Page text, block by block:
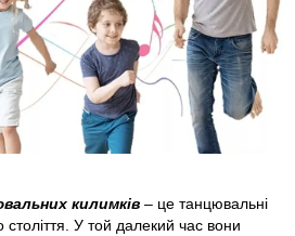
килимків – це танцювальні
століття. У той далекий час вони